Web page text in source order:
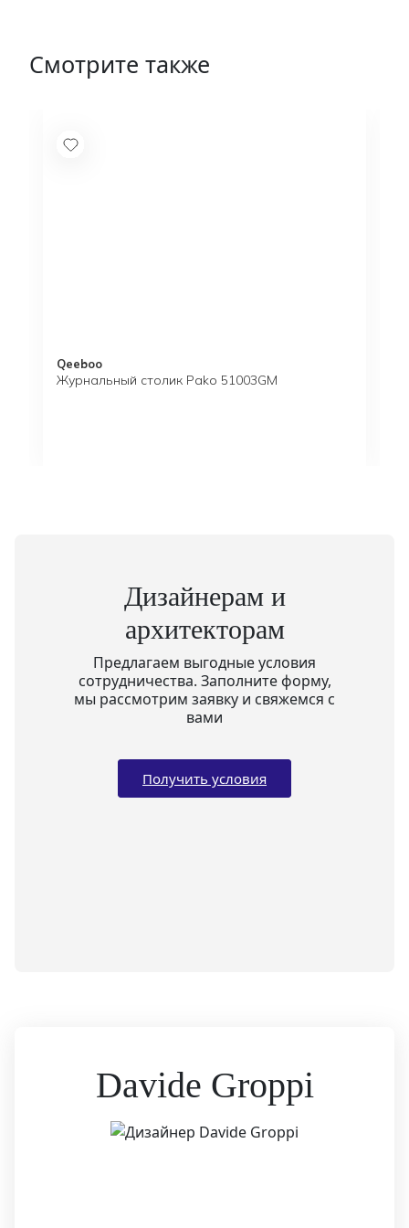
Смотрите также
Qeeboo
Журнальный столик Pako 51003GM
Дизайнерам и
архитекторам
Предлагаем выгодные условия
сотрудничества. Заполните форму,
мы рассмотрим заявку и свяжемся с
вами
Получить условия
Davide Groppi